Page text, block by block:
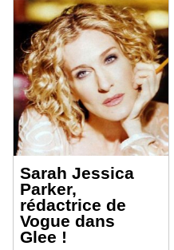
Sarah Jessica
Parker,
rédactrice de
Vogue dans
Glee !